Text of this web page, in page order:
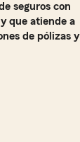
seguros con
que atiende a
de pólizas y